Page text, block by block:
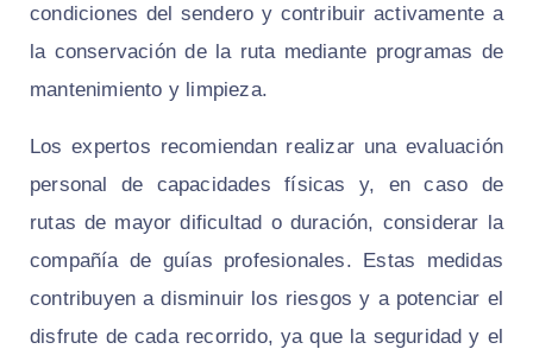
condiciones del sendero y contribuir activamente a
la conservación de la ruta mediante programas de
mantenimiento y limpieza.
Los expertos recomiendan realizar una evaluación
personal de capacidades físicas y, en caso de
rutas de mayor dificultad o duración, considerar la
compañía de guías profesionales. Estas medidas
contribuyen a disminuir los riesgos y a potenciar el
disfrute de cada recorrido, ya que la seguridad y el